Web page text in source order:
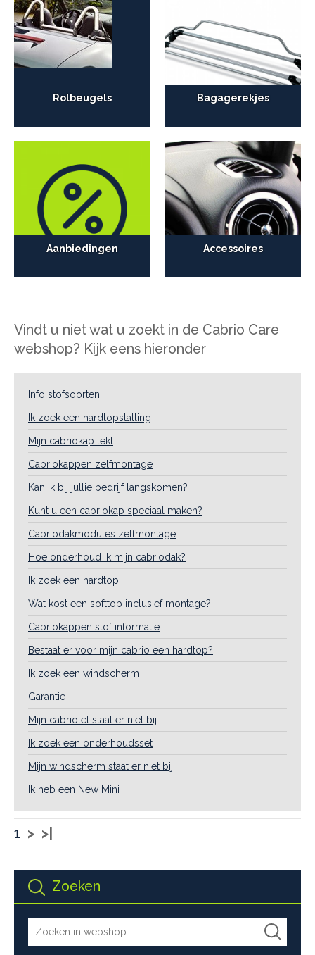
Zoeken
Rolbeugels Bagagerekjes
Aanbiedingen Accessoires
Vindt u niet wat u zoekt in de Cabrio Care
webshop? Kijk eens hieronder
Info stofsoorten
Ik zoek een hardtopstalling
Mijn cabriokap lekt
Cabriokappen zelfmontage
Kan ik bij jullie bedrijf langskomen?
Kunt u een cabriokap speciaal maken?
Cabriodakmodules zelfmontage
Hoe onderhoud ik mijn cabriodak?
Ik zoek een hardtop
Wat kost een softtop inclusief montage?
Cabriokappen stof informatie
Bestaat er voor mijn cabrio een hardtop?
Ik zoek een windscherm
Garantie
Mijn cabriolet staat er niet bij
Ik zoek een onderhoudsset
Mijn windscherm staat er niet bij
Ik heb een New Mini
1 > >|